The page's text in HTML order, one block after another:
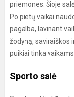
priemones. Šioje
Po pietų vaikai
pagalba, lavinant
žodyną, saviraiškos
puikiai tinka
Sporto salė